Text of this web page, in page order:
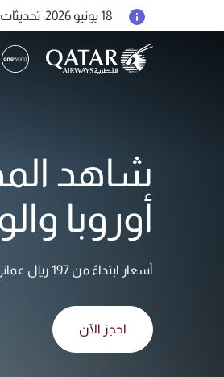
18 يونيو 2026: تحديثات خاصة باصطحاب الشواحن المحمولة أثناء السفر
الخطوط الجوية القطرية
شاهد
أوروبا
أسعار ابتداءً من 197 ريال عماني
احجز الآن